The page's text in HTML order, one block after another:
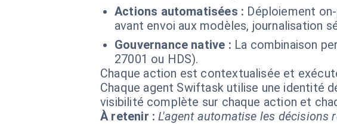
Actions automatisées : Déploiement
avant envoi aux modèles, journalisation
Gouvernance native : La combinaison
27001 ou HDS).
Chaque action est contextualisée et
Chaque agent Swiftask utilise une identité
visibilité complète sur chaque action et
À retenir : L'agent automatise les décisions